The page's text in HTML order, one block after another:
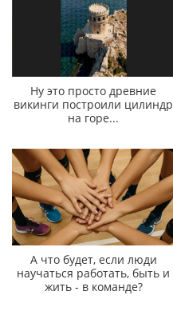
Ну это просто древние
викинги построили цилиндр
на горе...
А что будет, если люди
научаться работать, быть и
жить - в команде?